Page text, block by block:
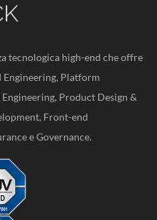
tecnologica high-end che offre
Platform
Product Design &
Front-end
e Governance.